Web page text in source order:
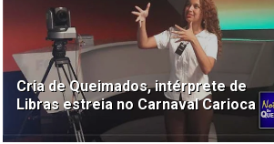
Cria de Queimados, intérprete de
Libras estreia no Carnaval Carioca